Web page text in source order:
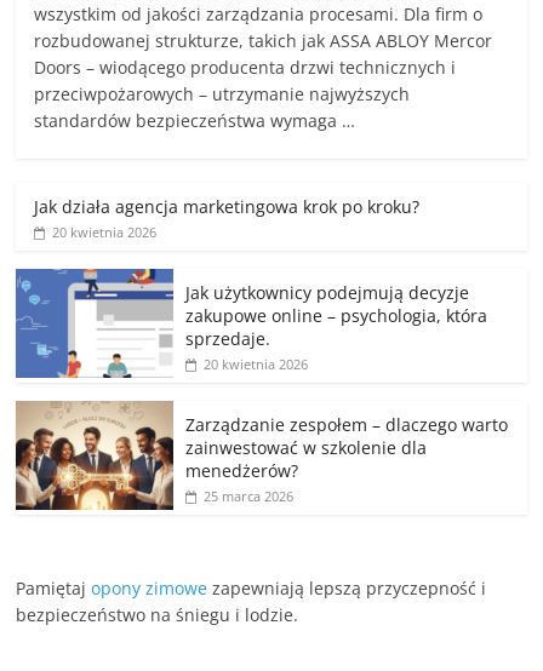
wszystkim od jakości zarządzania procesami. Dla firm o
rozbudowanej strukturze, takich jak ASSA ABLOY Mercor
Doors – wiodącego producenta drzwi technicznych i
przeciwpożarowych – utrzymanie najwyższych
standardów bezpieczeństwa wymaga …
Jak działa agencja marketingowa krok po kroku?
20 kwietnia 2026
Jak użytkownicy podejmują decyzje
zakupowe online – psychologia, która
sprzedaje.
20 kwietnia 2026
Zarządzanie zespołem – dlaczego warto
zainwestować w szkolenie dla
menedżerów?
25 marca 2026
Pamiętajopony zimowe zapewniają lepszą przyczepność i
bezpieczeństwo na śniegu i lodzie.